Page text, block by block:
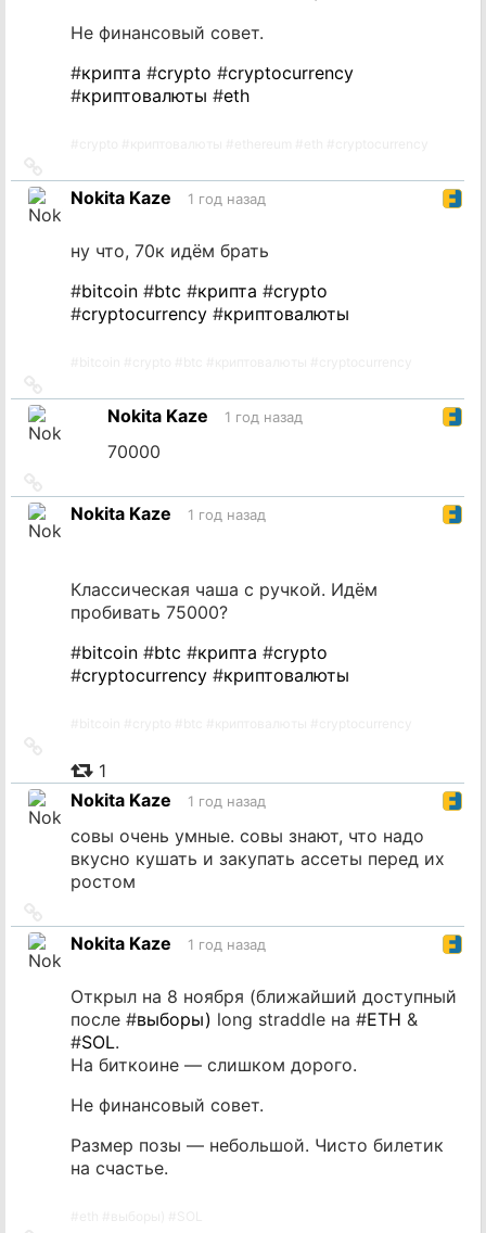
Не финансовый совет.
#крипта #crypto #cryptocurrency
#криптовалюты #eth
на
источник
Nokita Kaze 1 год назад
ну что, 70к идём брать
#bitcoin #btc #крипта #crypto
#cryptocurrency #криптовалюты
на
источникNokita Kaze 1 год назад
70000
на
источник
Nokita Kaze 1 год назад
Классическая чаша с ручкой. Идём
пробивать 75000?
#bitcoin #btc #крипта #crypto
#cryptocurrency #криптовалюты
источник
1
Nokita Kaze
1 год назад
совы очень умные. совы знают, что надо
вкусно кушать и закупать ассеты перед их
ростом
на
источник
Nokita Kaze 1 год назад
Открыл на 8 ноября (ближайший доступный
после #выборы) long straddle на #ETH &
#SOL.
На биткоине — слишком дорого.
Не финансовый совет.
Размер позы — небольшой. Чисто билетик
на счастье.